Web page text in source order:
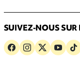
SUIVEZ-NOUS SUR